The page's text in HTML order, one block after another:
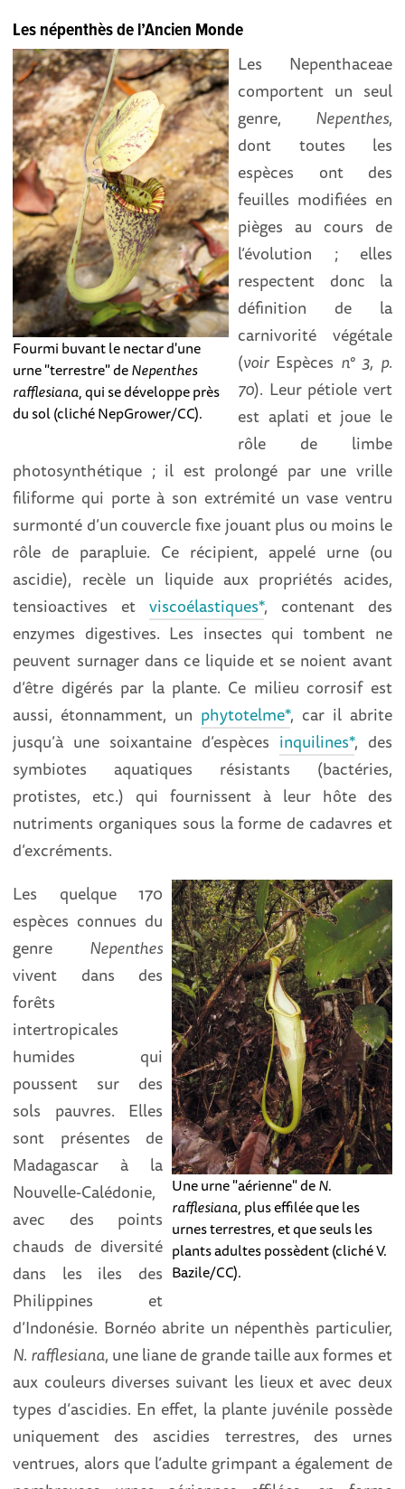
Les népenthès de l’Ancien Monde
Fourmi buvant le nectar d'une
urne "terrestre" deNepenthes
rafflesiana, qui se développe près
du sol (cliché NepGrower/CC).
Les Nepenthaceae
comportent un seul
genre, Nepenthes,
dont toutes les
espèces ont des
feuilles modifiées en
pièges au cours de
l’évolution ; elles
respectent donc la
définition de la
carnivorité végétale
(voir Espèces n° 3, p.
70). Leur pétiole vert
est aplati et joue le
rôle de limbe
photosynthétique ; il est prolongé par une vrille
filiforme qui porte à son extrémité un vase ventru
surmonté d’un couvercle fixe jouant plus ou moins le
rôle de parapluie. Ce récipient, appelé urne (ou
ascidie), recèle un liquide aux propriétés acides,
tensioactives et viscoélastiques*, contenant des
enzymes digestives. Les insectes qui tombent ne
peuvent surnager dans ce liquide et se noient avant
d’être digérés par la plante. Ce milieu corrosif est
aussi, étonnamment, un phytotelme*, car il abrite
jusqu’à une soixantaine d’espèces inquilines*, des
symbiotes aquatiques résistants (bactéries,
protistes, etc.) qui fournissent à leur hôte des
nutriments organiques sous la forme de cadavres et
d’excréments.
Une urne "aérienne" deN.
rafflesiana, plus effilée que les
urnes terrestres, et que seuls les
plants adultes possèdent (cliché V.
Bazile/CC).
Les quelque 170
espèces connues du
genre Nepenthes
vivent dans des
forêts
intertropicales
humides qui
poussent sur des
sols pauvres. Elles
sont présentes de
Madagascar à la
Nouvelle-Calédonie,
avec des points
chauds de diversité
dans les iles des
Philippines et
d’Indonésie. Bornéo abrite un népenthès particulier,
N. rafflesiana, une liane de grande taille aux formes et
aux couleurs diverses suivant les lieux et avec deux
types d’ascidies. En effet, la plante juvénile possède
uniquement des ascidies terrestres, des urnes
ventrues, alors que l’adulte grimpant a également de